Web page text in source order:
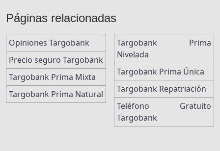
Páginas relacionadas
Opiniones Targobank
Precio seguro Targobank
Targobank Prima Mixta
Targobank Prima Natural
Targobank Prima
Nivelada
Targobank Prima Única
Targobank Repatriación
Teléfono Gratuito
Targobank